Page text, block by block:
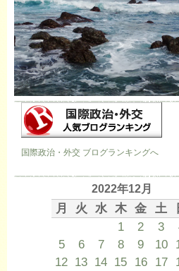
国際政治・外交 ブログランキングへ
2022年12月
月 火 水 木 金 土
1
2 3
5
6 7 8 9 10
12 13 14 15 16 17